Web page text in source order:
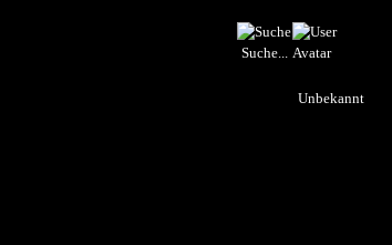
Suche...
Unbekannt